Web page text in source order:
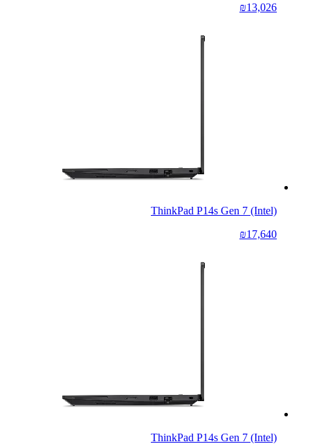
₪13,026
ThinkPad P14s Gen 7 (Intel)
₪17,640
ThinkPad P14s Gen 7 (Intel)